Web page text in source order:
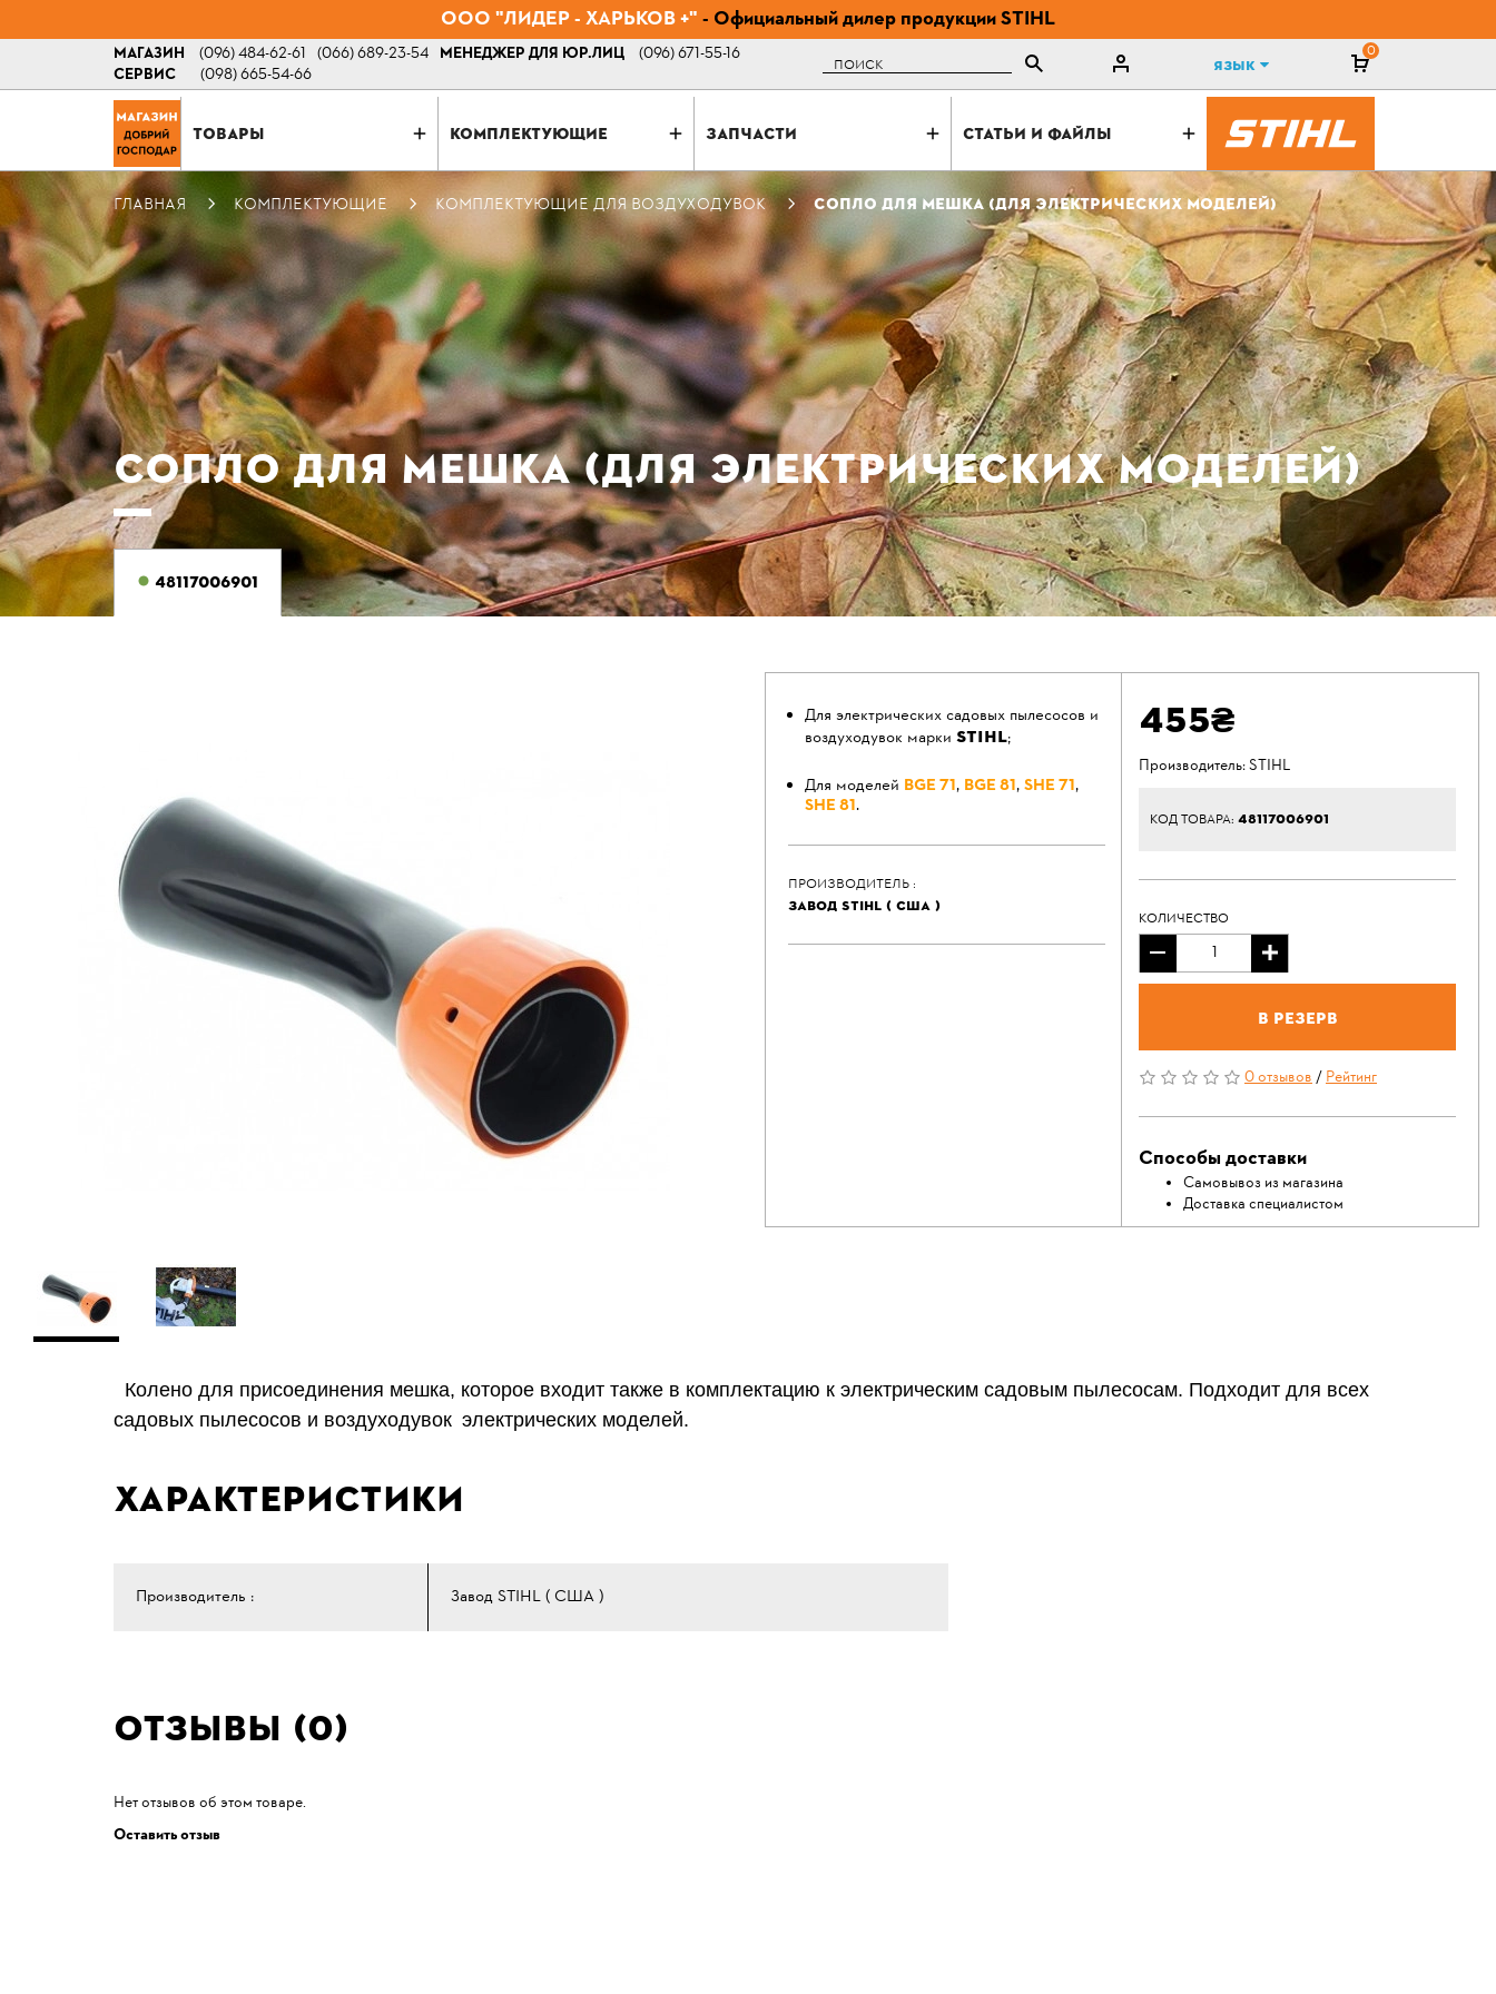
ООО "ЛИДЕР - ХАРЬКОВ +" - Официальный дилер продукции STIHL
МАГАЗИН (096) 484-62-61 (066) 689-23-54 МЕНЕДЖЕР ДЛЯ ЮР.ЛИЦ
(096) 671-55-16
СЕРВИС
(098) 665-54-66 Поиск Язык
0
ТОВАРЫ КОМПЛЕКТУЮЩИЕ ЗАПЧАСТИ СТАТЬИ И ФАЙЛЫ
ГЛАВНАЯ КОМПЛЕКТУЮЩИЕ КОМПЛЕКТУЮЩИЕ ДЛЯ ВОЗДУХОДУВОК СОПЛО ДЛЯ МЕШКА (ДЛЯ ЭЛЕКТРИЧЕСКИХ МОДЕЛЕЙ)
СОПЛО ДЛЯ МЕШКА (ДЛЯ ЭЛЕКТРИЧЕСКИХ МОДЕЛЕЙ)
48117006901
Для электрических садовых пылесосов и
воздуходувок марки STIHL;
Для моделей BGЕ 71, BGЕ 81,SHЕ 71,
SHЕ 81.
ПРОИЗВОДИТЕЛЬ :
ЗАВОД STIHL ( США )
455₴
Производитель:STIHL
КОД ТОВАРА: 48117006901
КОЛИЧЕСТВО
В резерв
0 отзывов/Рейтинг
Способы доставки
Самовывоз из магазина
Доставка специалистом
Колено для присоединения мешка, которое входит также в комплектацию к электрическим садовым пылесосам. Подходит для всех
садовых пылесосов и воздуходувок электрических моделей.
Характеристики
Производитель : Завод STIHL ( США )
Отзывы (0)
Нет отзывов об этом товаре.
Оставить отзыв